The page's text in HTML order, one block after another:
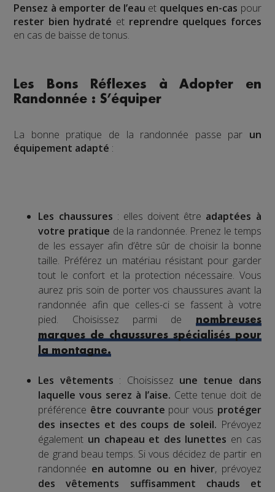
Pensez à emporter de l’eau et quelques en-cas pour
rester bien hydraté et reprendre quelques forces
en cas de baisse de tonus.
Les Bons Réflexes à Adopter en
Randonnée : S’équiper
La bonne pratique de la randonnée passe par un
équipement adapté :
Les chaussures : elles doivent être adaptées à
votre pratique de la randonnée. Prenez le temps
de les essayer afin d’être sûr de choisir la bonne
taille. Préférez un matériau résistant pour garder
tout le confort et la protection nécessaire. Vous
aurez pris soin de porter vos chaussures avant la
randonnée afin que celles-ci se fassent à votre
pied. Choisissez parmi de
nombreuses
marques de chaussures spécialisés pour
la montagne.
Les vêtements : Choisissez une tenue dans
laquelle vous serez à l’aise. Cette tenue doit de
préférence être couvrante pour vous protéger
des insectes et des coups de soleil. Prévoyez
également un chapeau et des lunettes en cas
de grand beau temps. Si vous décidez de partir en
randonnée en automne ou en hiver, prévoyez
des vêtements suffisamment chauds et